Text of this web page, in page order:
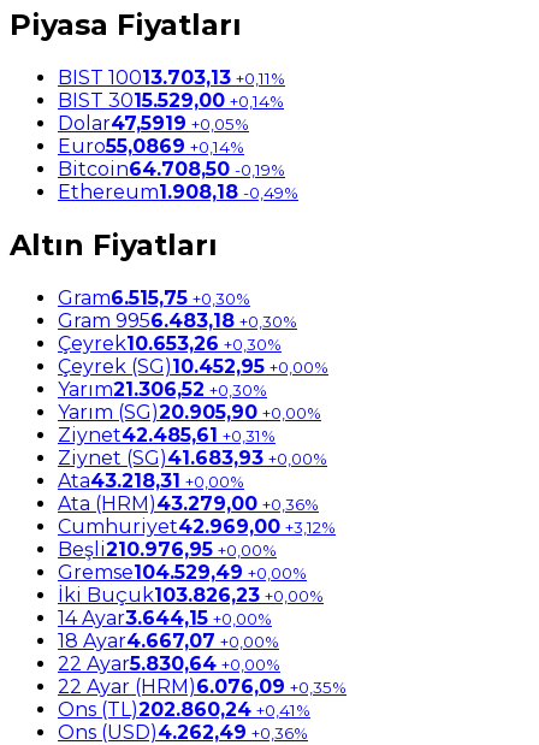
Piyasa Fiyatları
BIST 10013.703,13 +0,11%
BIST 3015.529,00 +0,14%
Dolar47,5919 +0,05%
Euro55,0869 +0,14%
Bitcoin64.708,50 -0,19%
Ethereum1.908,18 -0,49%
Altın Fiyatları
Gram6.515,75 +0,30%
Gram 9956.483,18 +0,30%
Çeyrek10.653,26 +0,30%
Çeyrek (SG)10.452,95 +0,00%
Yarım21.306,52 +0,30%
Yarım (SG)20.905,90 +0,00%
Ziynet42.485,61 +0,31%
Ziynet (SG)41.683,93 +0,00%
Ata43.218,31 +0,00%
Ata (HRM)43.279,00 +0,36%
Cumhuriyet42.969,00 +3,12%
Beşli210.976,95 +0,00%
Gremse104.529,49 +0,00%
İki Buçuk103.826,23 +0,00%
14 Ayar3.644,15 +0,00%
18 Ayar4.667,07 +0,00%
22 Ayar5.830,64 +0,00%
22 Ayar (HRM)6.076,09 +0,35%
Ons (TL)202.860,24 +0,41%
Ons (USD)4.262,49 +0,36%